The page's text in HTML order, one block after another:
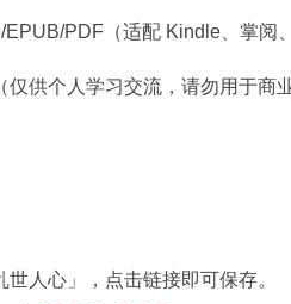
PDF（适配 Kindle、掌阅
供个人学习交流，请勿用于商
人心」，点击链接即可保存。